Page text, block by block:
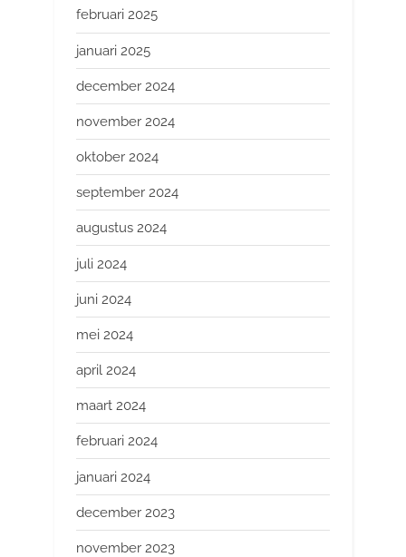
februari 2025
januari 2025
december 2024
november 2024
oktober 2024
september 2024
augustus 2024
juli 2024
juni 2024
mei 2024
april 2024
maart 2024
februari 2024
januari 2024
december 2023
november 2023